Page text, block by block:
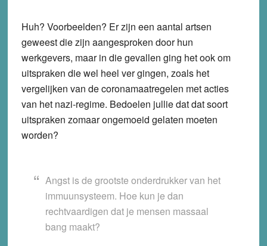
Huh? Voorbeelden? Er zijn een aantal artsen
geweest die zijn aangesproken door hun
werkgevers, maar in die gevallen ging het ook om
uitspraken die wel heel ver gingen, zoals het
vergelijken van de coronamaatregelen met acties
van het nazi-regime. Bedoelen jullie dat dat soort
uitspraken zomaar ongemoeid gelaten moeten
worden?
Angst is de grootste onderdrukker van het
immuunsysteem. Hoe kun je dan
rechtvaardigen dat je mensen massaal
bang maakt?